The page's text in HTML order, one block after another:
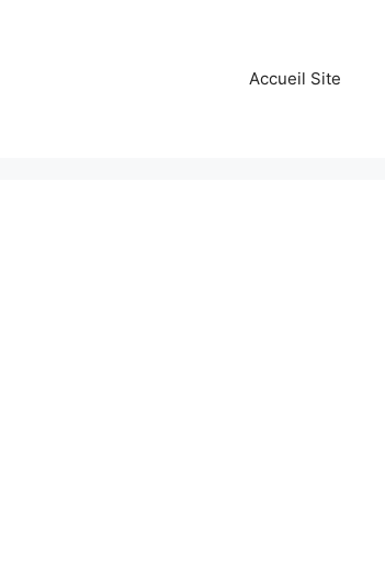
Accueil Site